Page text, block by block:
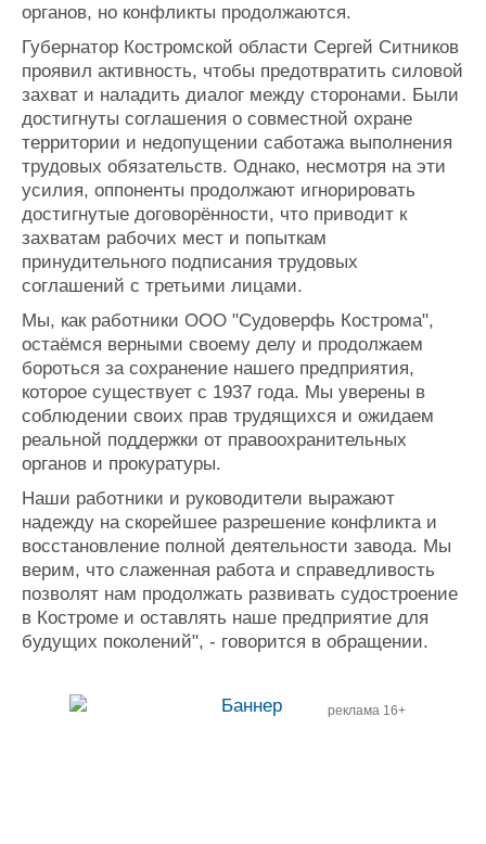
органов, но конфликты продолжаются.
Губернатор Костромской области Сергей Ситников
проявил активность, чтобы предотвратить силовой
захват и наладить диалог между сторонами. Были
достигнуты соглашения о совместной охране
территории и недопущении саботажа выполнения
трудовых обязательств. Однако, несмотря на эти
усилия, оппоненты продолжают игнорировать
достигнутые договорённости, что приводит к
захватам рабочих мест и попыткам
принудительного подписания трудовых
соглашений с третьими лицами.
Мы, как работники ООО "Судоверфь Кострома",
остаёмся верными своему делу и продолжаем
бороться за сохранение нашего предприятия,
которое существует с 1937 года. Мы уверены в
соблюдении своих прав трудящихся и ожидаем
реальной поддержки от правоохранительных
органов и прокуратуры.
Наши работники и руководители выражают
надежду на скорейшее разрешение конфликта и
восстановление полной деятельности завода. Мы
верим, что слаженная работа и справедливость
позволят нам продолжать развивать судостроение
в Костроме и оставлять наше предприятие для
будущих поколений", - говорится в обращении.
реклама 16+